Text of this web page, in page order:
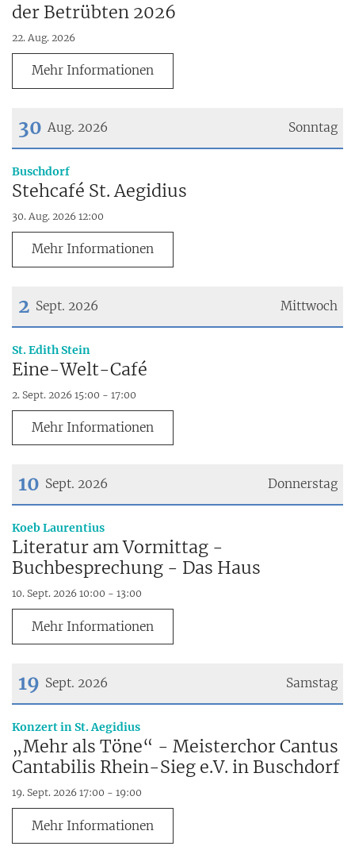
der Betrübten 2026
22. Aug. 2026
Mehr Informationen
Sonntag
30 Aug. 2026
Datum: 30. August 2026
Buschdorf:
Stehcafé St. Aegidius
30. Aug. 2026 12:00
Mehr Informationen
Mittwoch
2 Sept. 2026
Datum: 2. September 2026
St. Edith Stein
Eine-Welt-Café
2. Sept. 2026 15:00 - 17:00
Mehr Informationen
Donnerstag
10 Sept. 2026
Datum: 10. September 2026
Koeb Laurentius:
Literatur am Vormittag -
Buchbesprechung - Das Haus
10. Sept. 2026 10:00 - 13:00
Mehr Informationen
Samstag
19 Sept. 2026
Datum: 19. September 2026
Konzert in St. Aegidius:
„Mehr als Töne“ - Meisterchor Cantus
Cantabilis Rhein-Sieg e.V. in Buschdorf
19. Sept. 2026 17:00 - 19:00
Mehr Informationen